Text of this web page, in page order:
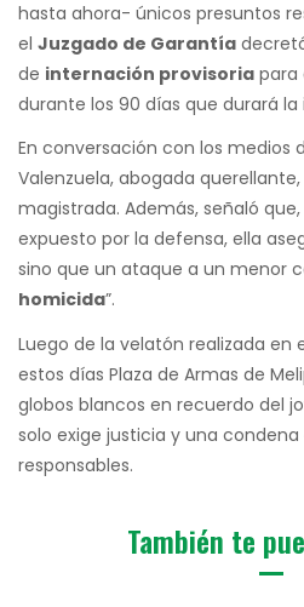
hasta ahora- únicos presuntos
el Juzgado de Garantía
de internación provisoria para
durante los 90 días que durará la
En conversación con los medios
Valenzuela, abogada
magistrada. Además, señaló
expuesto por la defensa, ella
sino que un ataque a un menor
homicida”.
Luego de la velatón realizada en
estos días Plaza de Armas de
globos blancos en recuerdo del
solo exige justicia y una
responsables.
También te